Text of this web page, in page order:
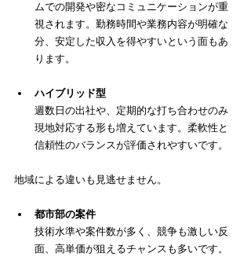
ムでの開発や密なコミュニケーションが重
視されます。勤務時間や業務内容が明確な
分、安定した収入を得やすいという面もあ
ります。
ハイブリッド型
週数日の出社や、定期的な打ち合わせのみ
現地対応する形も増えています。柔軟性と
信頼性のバランスが評価されやすいです。
地域による違いも見逃せません。
都市部の案件
技術水準や案件数が多く、競争も激しい反
面、高単価が狙えるチャンスも多いです。